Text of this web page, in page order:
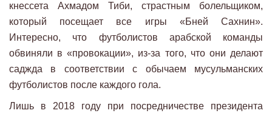
кнессета Ахмадом Тиби, страстным болельщиком,
который посещает все игры «Бней Сахнин».
Интересно, что футболистов арабской команды
обвиняли в «провокации», из-за того, что они делают
саджда в соответствии с обычаем мусульманских
футболистов после каждого гола.
Лишь в 2018 году при посредничестве президента